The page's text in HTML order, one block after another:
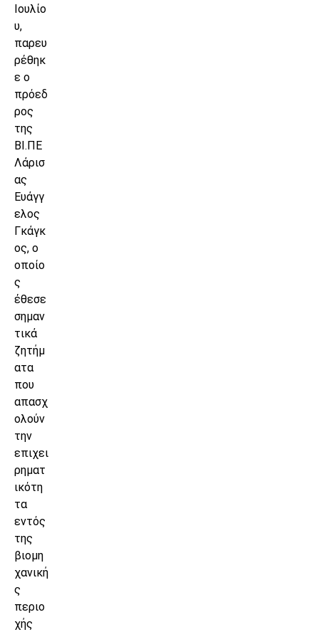
Ιουλίο
υ,
παρευ
ρέθηκ
ε ο
πρόεδ
ρος
της
ΒΙ.ΠΕ
Λάρισ
ας
Ευάγγ
ελος
Γκάγκ
ος, ο
οποίο
ς
έθεσε
σημαν
τικά
ζητήμ
ατα
που
απασχ
ολούν
την
επιχει
ρηματ
ικότη
τα
εντός
της
βιομη
χανική
ς
περιο
χής